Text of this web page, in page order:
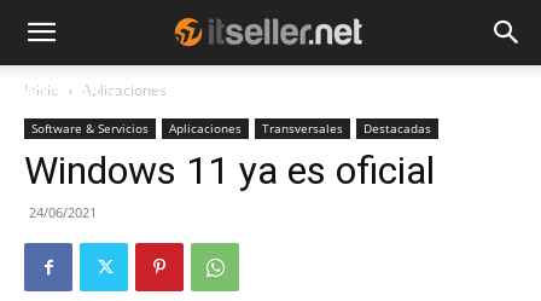
NOTICIAS TENDENCIAS
Inicio Aplicaciones
Software & Servicios Aplicaciones Transversales Destacadas
Windows 11 ya es oficial
24/06/2021